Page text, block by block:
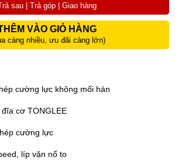
sau | Trả góp | Giao hàng
VÀO GIỎ HÀNG
càng nhiều, ưu đãi càng lớn)
cường lực không mối hàn
đĩa cơ TONGLEE
cường lực
líp vặn nổ to